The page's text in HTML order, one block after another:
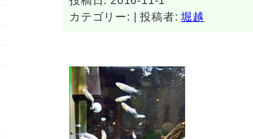
カテゴリー: | 投稿者:堀越